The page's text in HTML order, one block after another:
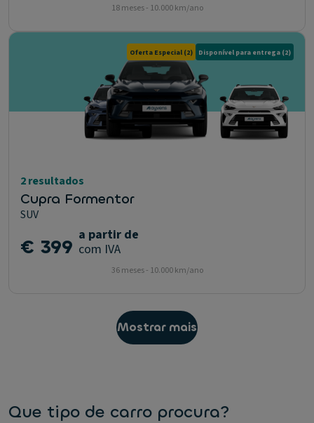
18 meses - 10.000 km/ano
Oferta Especial (2) Disponível para entrega (2)
2 resultados
Cupra Formentor
SUV
€ 399 a partir de
com IVA
36 meses - 10.000 km/ano
Mostrar mais
Que tipo de carro procura?